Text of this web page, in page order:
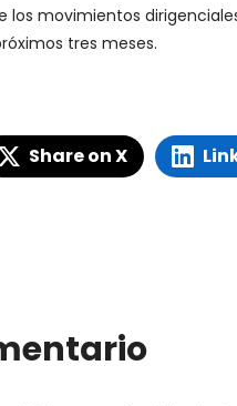
los movimientos
tres meses.
Share on X